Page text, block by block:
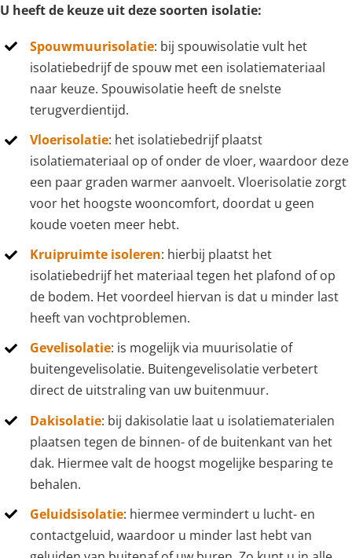
U heeft de keuze uit deze soorten isolatie:
Spouwmuurisolatie: bij spouwisolatie vult het
isolatiebedrijf de spouw met een isolatiemateriaal
naar keuze. Spouwisolatie heeft de snelste
terugverdientijd.
Vloerisolatie: het isolatiebedrijf plaatst
isolatiemateriaal op of onder de vloer, waardoor deze
een paar graden warmer aanvoelt. Vloerisolatie zorgt
voor het hoogste wooncomfort, doordat u geen
koude voeten meer hebt.
Kruipruimte isoleren: hierbij plaatst het
isolatiebedrijf het materiaal tegen het plafond of op
de bodem. Het voordeel hiervan is dat u minder last
heeft van vochtproblemen.
Gevelisolatie: is mogelijk via muurisolatie of
buitengevelisolatie. Buitengevelisolatie verbetert
direct de uitstraling van uw buitenmuur.
Dakisolatie: bij dakisolatie laat u isolatiematerialen
plaatsen tegen de binnen- of de buitenkant van het
dak. Hiermee valt de hoogst mogelijke besparing te
behalen.
Geluidsisolatie: hiermee vermindert u lucht- en
contactgeluid, waardoor u minder last hebt van